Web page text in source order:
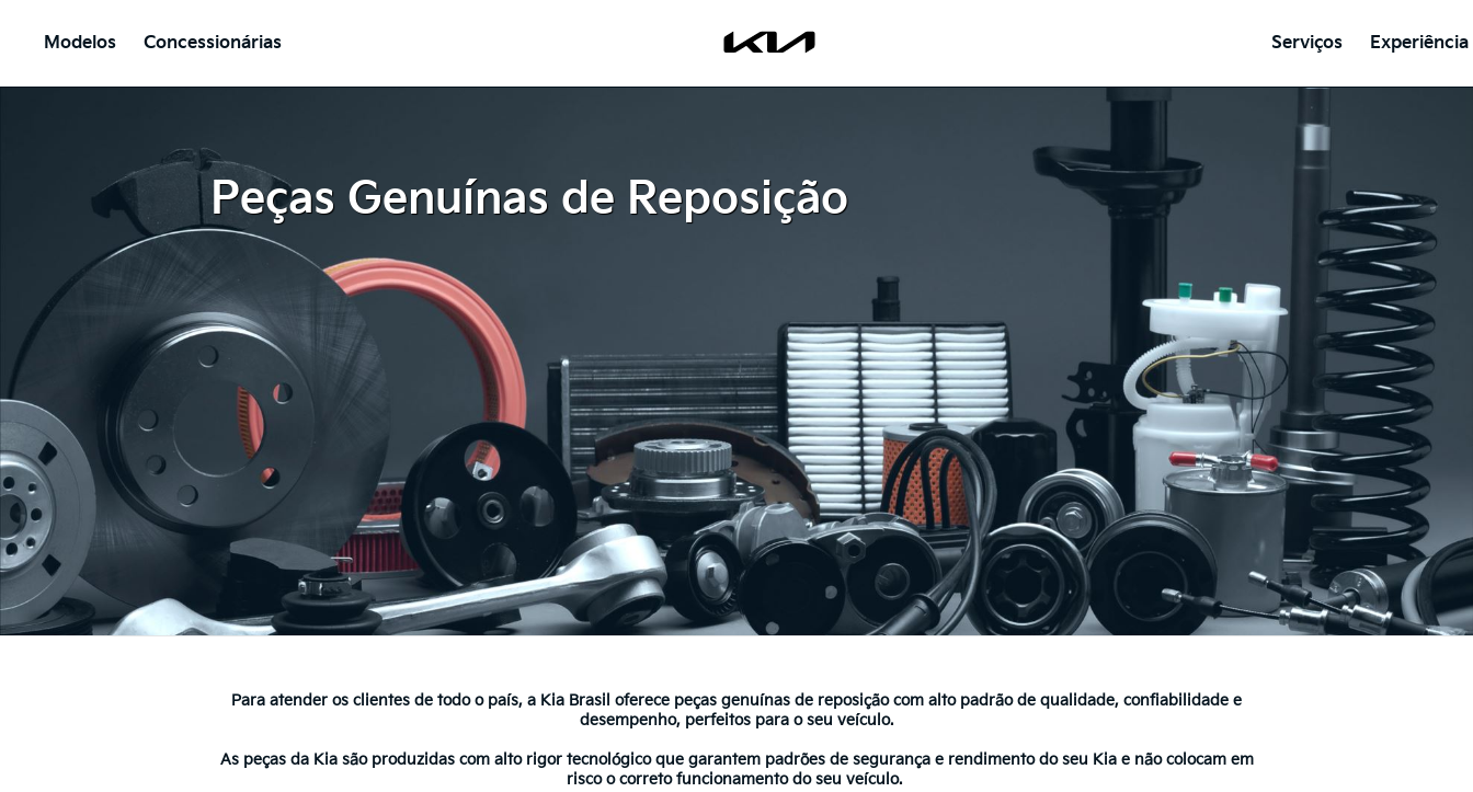
Modelos Concessionárias Serviços Experiência
Peças Genuínas de Reposição
Para atender os clientes de todo o país, a Kia Brasil oferece peças genuínas de reposição com alto padrão de qualidade, confiabilidade e
desempenho, perfeitos para o seu veículo.
As peças da Kia são produzidas com alto rigor tecnológico que garantem padrões de segurança e rendimento do seu Kia e não colocam em
risco o correto funcionamento do seu veículo.